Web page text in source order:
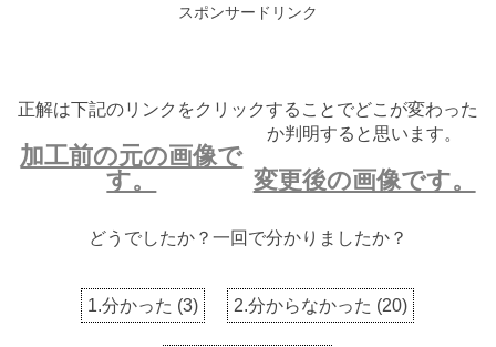
スポンサードリンク
正解は下記のリンクをクリックすることでどこが変わった
か判明すると思います。
加工前の元の画像で
す。
変更後の画像です。
どうでしたか？一回で分かりましたか？
1.分かった (3) 2.分からなかった (20)